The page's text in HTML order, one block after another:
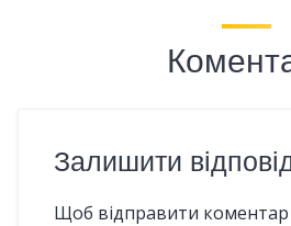
Залишити
Щоб відправити коментар